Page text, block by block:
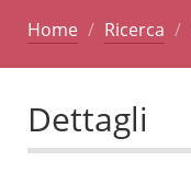
Home Ricerca
Dettagli